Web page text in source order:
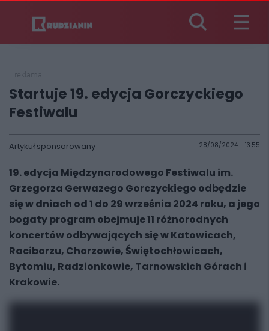
Startuje 19. edycja Gorczyckiego
Festiwalu
Artykuł sponsorowany 28/08/2024 - 13:55
19. edycja Międzynarodowego Festiwalu im.
Grzegorza Gerwazego Gorczyckiego odbędzie
się w dniach od 1 do 29 września 2024 roku, a jego
bogaty program obejmuje 11 różnorodnych
koncertów odbywających się w Katowicach,
Raciborzu, Chorzowie, Świętochłowicach,
Bytomiu, Radzionkowie, Tarnowskich Górach i
Krakowie.